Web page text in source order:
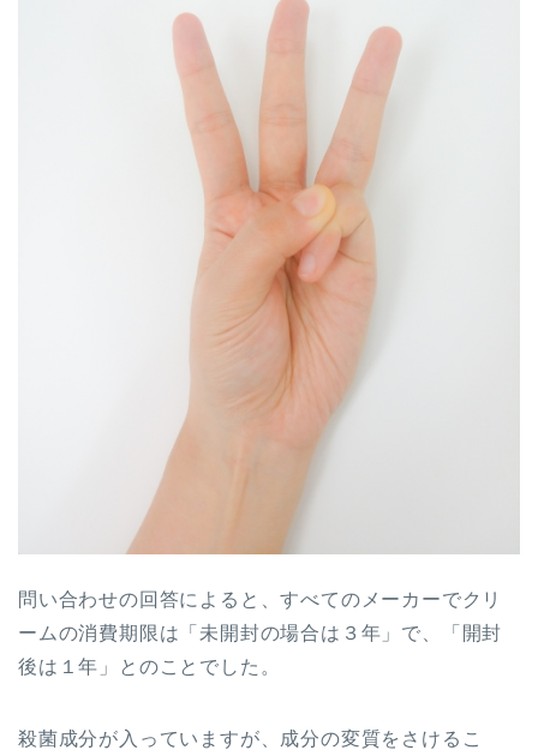
問い合わせの回答によると、すべてのメーカーでクリ
ームの消費期限は「未開封の場合は３年」で、「開封
後は１年」とのことでした。
殺菌成分が入っていますが、成分の変質をさけるこ